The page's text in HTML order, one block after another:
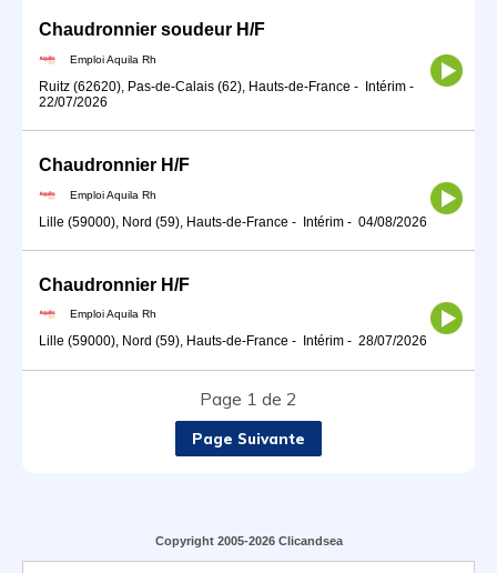
Chaudronnier soudeur H/F
Emploi Aquila Rh
Ruitz (62620), Pas-de-Calais (62), Hauts-de-France - Intérim -
22/07/2026
Chaudronnier H/F
Emploi Aquila Rh
Lille (59000), Nord (59), Hauts-de-France - Intérim - 04/08/2026
Chaudronnier H/F
Emploi Aquila Rh
Lille (59000), Nord (59), Hauts-de-France - Intérim - 28/07/2026
Page 1 de 2
Page Suivante
Copyright 2005-2026 Clicandsea